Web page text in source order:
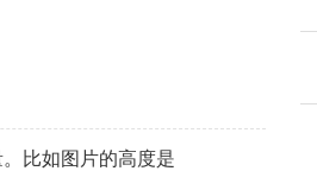
比如图片的高度是